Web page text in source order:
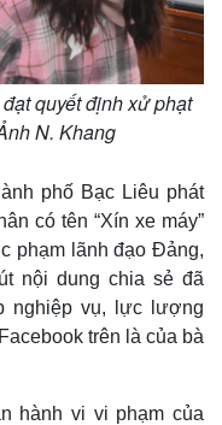
quyết định xử phạt
N. Khang
phố Bạc Liêu phát
có tên “Xín xe máy”
phạm lãnh đạo Đảng,
nội dung chia sẻ đã
nghiệp vụ, lực lượng
trên là của bà
hành vi vi phạm của